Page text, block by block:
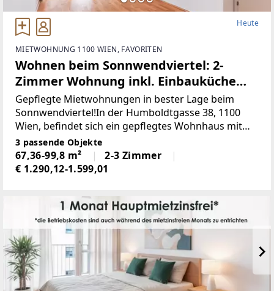
Heute
MIETWOHNUNG 1100 WIEN, FAVORITEN
Wohnen beim Sonnwendviertel: 2-
Zimmer Wohnung inkl. Einbauküche
und Loggia!
Gepflegte Mietwohnungen in bester Lage beim
Sonnwendviertel!In der Humboldtgasse 38, 1100
Wien, befindet sich ein gepflegtes Wohnhaus mit
geräumigen Wohnungen, die eine angenehme
Kombination aus Wohnkomfort und urbaner Lage
bieten. Das Haus verfügt
3 passende Objekte
67,36-99,8 m²
2-3 Zimmer
€ 1.290,12-1.599,01